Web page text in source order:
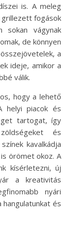
is. A meleg
grillezett fogások
sokan vágynak
de könnyen
a
ideje, amikor a
válik.
hogy a lehető
helyi piacok és
tartogat, így
és
kavalkádja
örömet okoz. A
kísérletezni, új
a kreativitás
nyári
és